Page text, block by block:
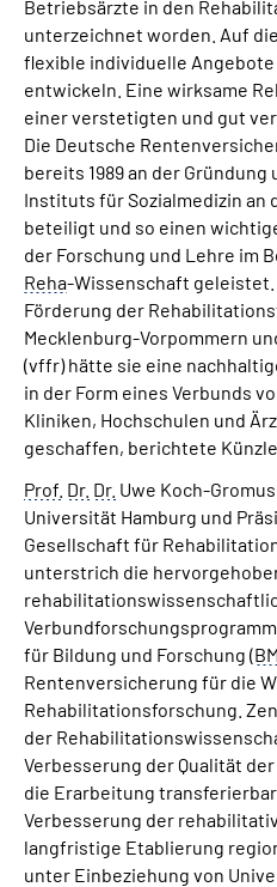
Betriebsärzte in den
unterzeichnet worden. Auf
flexible individuelle
entwickeln. Eine wirksame
einer verstetigten und gut
Die Deutsche
bereits 1989 an der Gründung
Instituts für Sozialmedizin an
beteiligt und so einen
der Forschung und Lehre im
Reha-Wissenschaft geleistet.
Förderung der
Mecklenburg-Vorpommern
(vffr) hätte sie eine
in der Form eines Verbunds
Kliniken, Hochschulen und
geschaffen, berichtete
Prof. Dr. Dr. Uwe Koch-
Universität Hamburg und
Gesellschaft für
unterstrich die
für Bildung und Forschung (
Rentenversicherung für die
Rehabilitationsforschung.
der
Verbesserung der Qualität
die Erarbeitung
Verbesserung der
langfristige Etablierung
unter Einbeziehung von